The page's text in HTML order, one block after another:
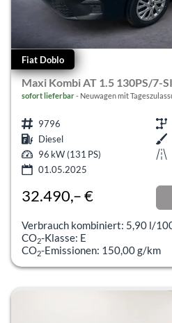
Fiat Doblo
Maxi Kombi AT 1.5 130PS/7-
sofort lieferbar Neuwagen mit
9796
Diesel
96 kW (131 PS)
01.05.2025
32.490,– €
Verbrauch kombiniert: 5,90 l/
CO2-Klasse: E
CO2-Emissionen: 150,00 g/km